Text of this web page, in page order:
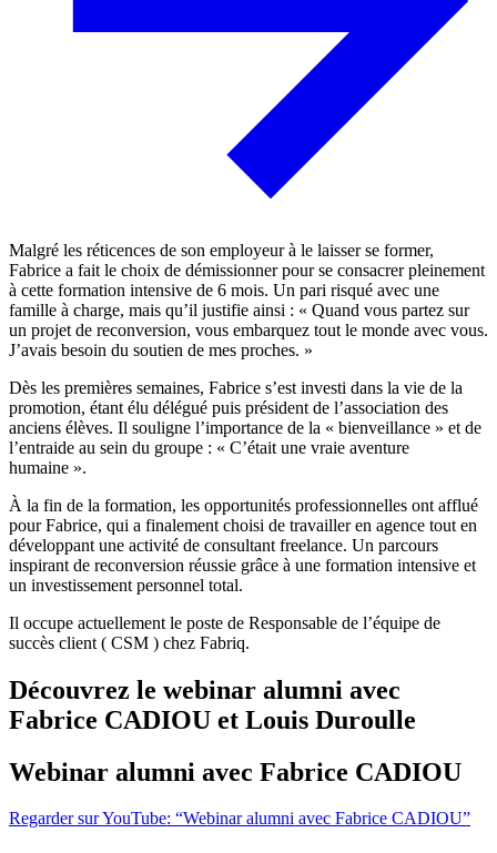
Malgré les réticences de son employeur à le laisser se former,
Fabrice a fait le choix de démissionner pour se consacrer pleinement
à cette formation intensive de 6 mois. Un pari risqué avec une
famille à charge, mais qu’il justifie ainsi : « Quand vous partez sur
un projet de reconversion, vous embarquez tout le monde avec vous.
J’avais besoin du soutien de mes proches. »
Dès les premières semaines, Fabrice s’est investi dans la vie de la
promotion, étant élu délégué puis président de l’association des
anciens élèves. Il souligne l’importance de la « bienveillance » et de
l’entraide au sein du groupe : « C’était une vraie aventure
humaine ».
À la fin de la formation, les opportunités professionnelles ont afflué
pour Fabrice, qui a finalement choisi de travailler en agence tout en
développant une activité de consultant freelance. Un parcours
inspirant de reconversion réussie grâce à une formation intensive et
un investissement personnel total.
Il occupe actuellement le poste de Responsable de l’équipe de
succès client ( CSM ) chez Fabriq.
Découvrez le webinar alumni avec
Fabrice CADIOU et Louis Duroulle
Webinar alumni avec Fabrice CADIOU
Regarder sur YouTube: “Webinar alumni avec Fabrice CADIOU”